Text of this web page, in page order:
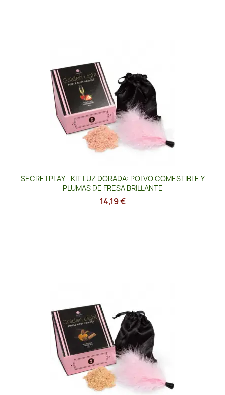
SECRETPLAY - KIT LUZ DORADA: POLVO COMESTIBLE Y
PLUMAS DE FRESA BRILLANTE
14,19 €